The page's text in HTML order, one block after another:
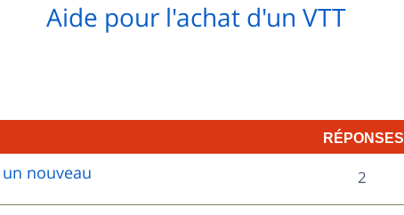
Aide pour l'achat d'un VTT
RÉPONSES
nouveau 2R
é